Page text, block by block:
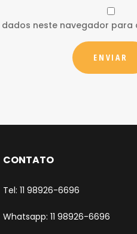
dados neste navegador para
CONTATO
Tel: 11 98926-6696
Whatsapp: 11 98926-6696